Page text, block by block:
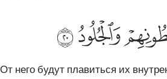
٢٠
٢٠
ﲨﲩ
От него будут плавиться их